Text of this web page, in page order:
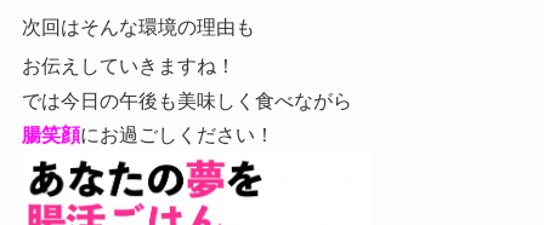
次回はそんな環境の理由も
お伝えしていきますね！
では今日の午後も美味しく食べながら
腸笑顔にお過ごしください！